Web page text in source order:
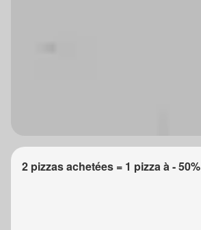
2 pizzas achetées = 1 pizza à - 50%